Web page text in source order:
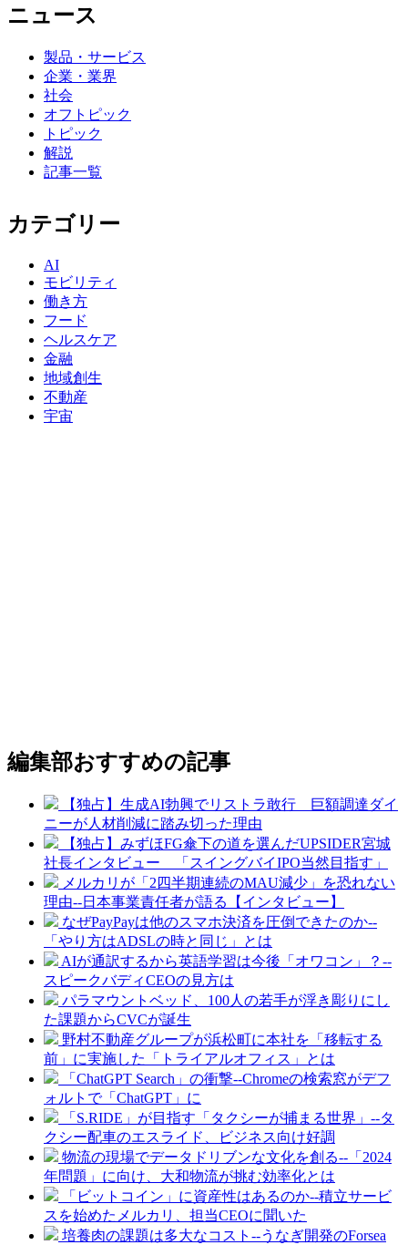
ニュース
製品・サービス
企業・業界
社会
オフトピック
トピック
解説
記事一覧
カテゴリー
AI
モビリティ
働き方
フード
ヘルスケア
金融
地域創生
不動産
宇宙
編集部おすすめの記事
【独占】生成AI勃興でリストラ敢行 巨額調達ダイ
ニーが人材削減に踏み切った理由
【独占】みずほFG傘下の道を選んだUPSIDER宮城
社長インタビュー 「スイングバイIPO当然目指す」
メルカリが「2四半期連続のMAU減少」を恐れない
理由--日本事業責任者が語る【インタビュー】
なぜPayPayは他のスマホ決済を圧倒できたのか--
「やり方はADSLの時と同じ」とは
AIが通訳するから英語学習は今後「オワコン」？--
スピークバディCEOの見方は
パラマウントベッド、100人の若手が浮き彫りにし
た課題からCVCが誕生
野村不動産グループが浜松町に本社を「移転する
前」に実施した「トライアルオフィス」とは
「ChatGPT Search」の衝撃--Chromeの検索窓がデフ
ォルトで「ChatGPT」に
「S.RIDE」が目指す「タクシーが捕まる世界」--タ
クシー配車のエスライド、ビジネス向け好調
物流の現場でデータドリブンな文化を創る--「2024
年問題」に向け、大和物流が挑む効率化とは
「ビットコイン」に資産性はあるのか--積立サービ
スを始めたメルカリ、担当CEOに聞いた
培養肉の課題は多大なコスト--うなぎ開発のForsea